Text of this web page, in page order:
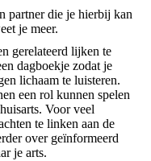
partner die je hierbij kan
je meer.
gerelateerd lijken te
dagboekje zodat je
lichaam te luisteren.
een rol kunnen spelen
Voor veel
te linken aan de
over geïnformeerd
je arts.